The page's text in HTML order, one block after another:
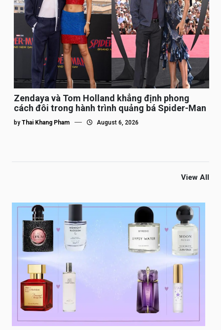
Zendaya và Tom Holland khẳng định phong
cách đôi trong hành trình quảng bá Spider-Man
by Thai Khang Pham August 6, 2026
View All